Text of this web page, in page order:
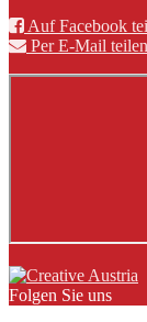
Auf Facebook
Per E-Mail teilen
Folgen Sie uns